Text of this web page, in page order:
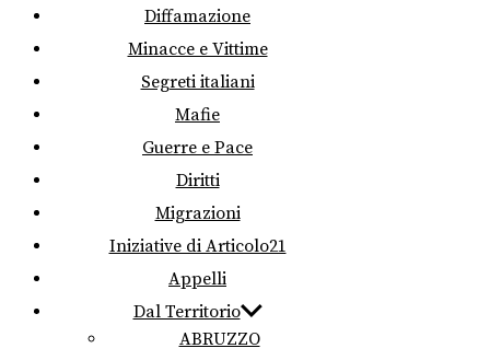
Diffamazione
Minacce e Vittime
Segreti italiani
Mafie
Guerre e Pace
Diritti
Migrazioni
Iniziative di Articolo21
Appelli
Dal Territorio
ABRUZZO